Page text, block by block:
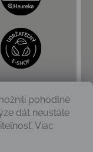
pohodlné
dát neustále
Viac